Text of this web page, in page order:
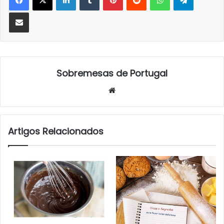
Partilhar Via Email
Sobremesas de Portugal
Artigos Relacionados